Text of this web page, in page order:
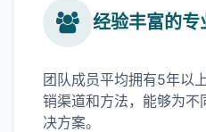
经验丰富的专
团队成员平均拥有5年以
销渠道和方法，能够为
决方案。